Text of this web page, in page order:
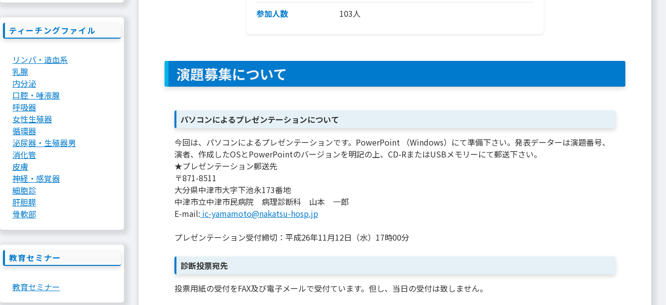
ティーチングファイル
リンパ・造血系
乳腺
内分泌
口腔・唾液腺
呼吸器
女性生殖器
循環器
泌尿器・生殖器男
消化管
皮膚
神経・感覚器
細胞診
肝胆膵
骨軟部
教育セミナー
教育セミナー
参加人数
103人
演題募集について
パソコンによるプレゼンテーションについて
今回は、パソコンによるプレゼンテーションです。PowerPoint （Windows）にて準備下さい。発表データーは演題番号、
演者、作成したOSとPowerPointのバージョンを明記の上、CD-RまたはUSBメモリーにて郵送下さい。
★プレゼンテーション郵送先
〒871-8511
大分県中津市大字下池永173番地
中津市立中津市民病院 病理診断科 山本 一郎
E-mail: ic-yamamoto@nakatsu-hosp.jp
プレゼンテーション受付締切：平成26年11月12日（水）17時00分
診断投票宛先
投票用紙の受付をFAX及び電子メールで受付ています。但し、当日の受付は致しません。